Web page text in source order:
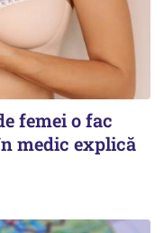
femei o fac
medic explică